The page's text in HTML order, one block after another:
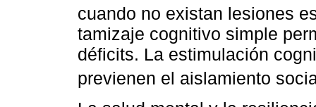
cuando no existan lesiones
tamizaje cognitivo simple
déficits. La estimulación
previenen el aislamiento